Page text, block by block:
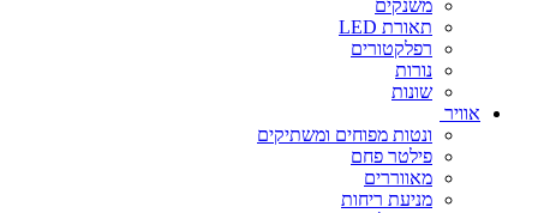
משנקים
תאורת LED
רפלקטורים
נורות
שונות
אוויר
ונטות מפוחים ומשתיקים
פילטר פחם
מאווררים
מניעת ריחות